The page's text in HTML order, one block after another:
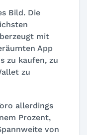
Bild. Die
mit
App
zu kaufen, zu
zu
allerdings
Prozent,
von